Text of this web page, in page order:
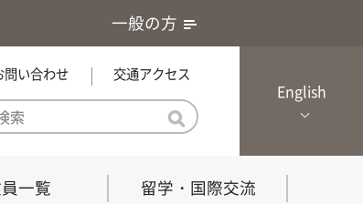
一般の方
問い合わせ 交通アクセス
English
一覧 留学・国際交流